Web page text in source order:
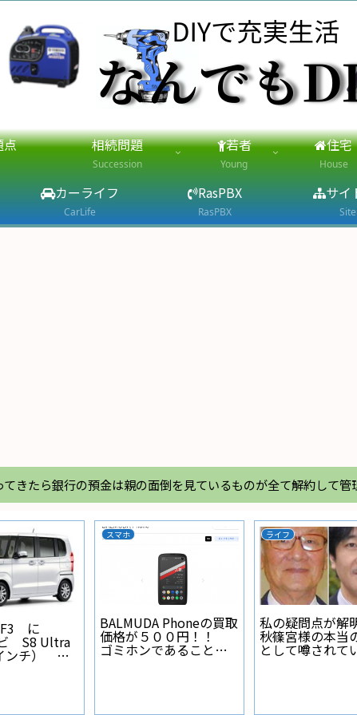
点 相続問題
Succession
若者
Young
住宅
House
カーライフ
CarLife
RasPBX
RasPBX
サイ
きたら銀行の預金は親の面倒を見ているものが全て解約して管
に
S8 Ultra
ンチ） を
スマホ
BALMUDA Phoneの買取
価格が５００円！！
ゴミホンであることが
ライフ
私の疑問点が解
秋篠宮様の本当
として噂されて